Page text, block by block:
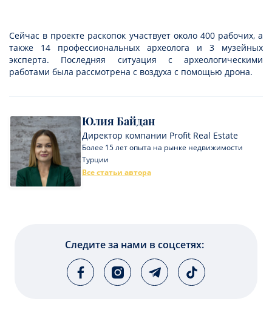
Сейчас в проекте раскопок участвует около 400 рабочих, а
также 14 профессиональных археолога и 3 музейных
эксперта. Последняя ситуация с археологическими
работами была рассмотрена с воздуха с помощью дрона.
Юлия Байдан
Директор компании Profit Real Estate
Более 15 лет опыта на рынке недвижимости
Турции
Все статьи автора
Следите за нами в соцсетях: